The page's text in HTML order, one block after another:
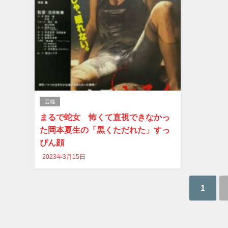
芸能
まるで蛇女 怖くて直視できなかっ
た岡本夏生の「黒くただれた」すっ
ぴん顔
2023年3月15日
1